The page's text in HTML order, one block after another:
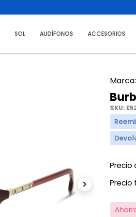
SOL AUDÍFONOS ACCESORIOS
Next
Marca:
SKU:
Precio
Precio